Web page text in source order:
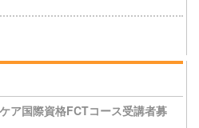
ア国際資格FCTコース受講者募